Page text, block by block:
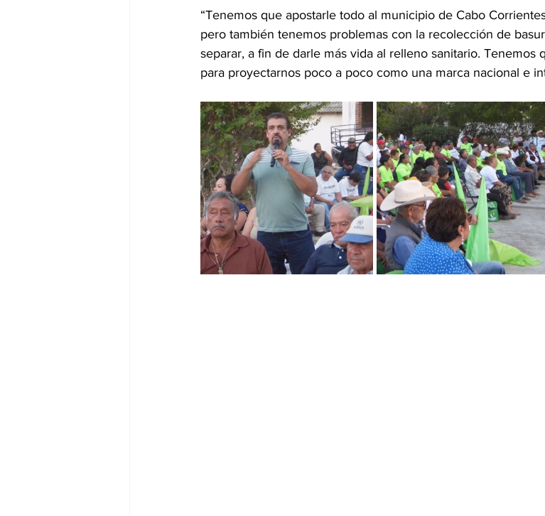
“Tenemos que apostarle todo al municipio de Cabo
pero también tenemos problemas con la recolección de
separar, a fin de darle más vida al relleno sanitario. Tenemos
para proyectarnos poco a poco como una marca nacional e